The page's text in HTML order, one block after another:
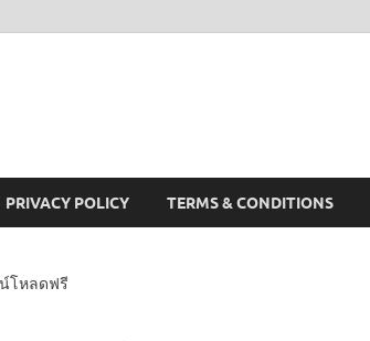
PRIVACY POLICY TERMS & CONDITIONS
โหลดฟรี